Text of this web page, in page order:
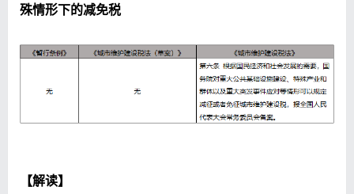
殊情形下的减免税
【解读】